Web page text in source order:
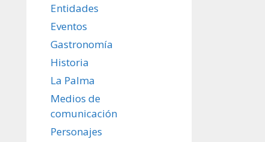
Entidades
Eventos
Gastronomía
Historia
La Palma
Medios de
comunicación
Personajes